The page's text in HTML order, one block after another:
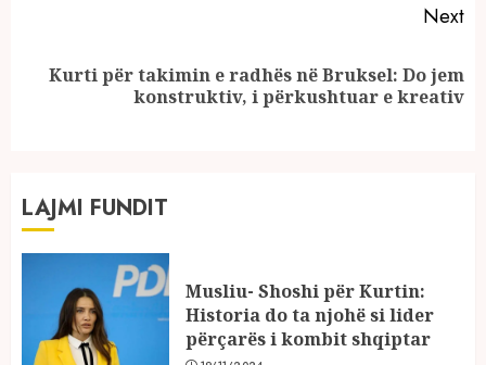
Next
NextKurti për takimin e radhës në Bruksel: Do jem
konstruktiv, i përkushtuar e kreativ
LAJMI FUNDIT
Musliu- Shoshi për Kurtin:
Historia do ta njohë si lider
përçarës i kombit shqiptar